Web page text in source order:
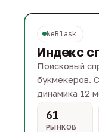
NeBlask
Индекс
Поисковый
букмекеров.
динамика 12
61
РЫНКОВ